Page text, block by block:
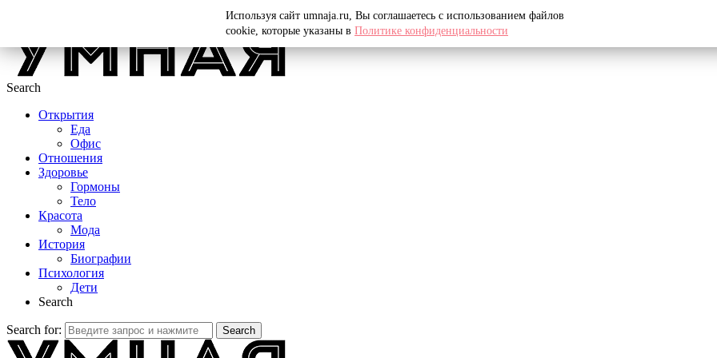
Search
Открытия
Еда
Офис
Отношения
Здоровье
Гормоны
Тело
Красота
Мода
История
Биографии
Психология
Дети
Search
Search for: Search
Используя сайт umnaja.ru, Вы соглашаетесь с использованием файлов
cookie, которые указаны в Политике конфиденциальности